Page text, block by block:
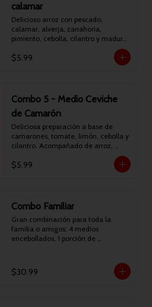
calamar
Delicioso arroz con pescado,
calamar, alverja, zanahoria,
pimiento, cebolla, cilantro y maduro
$5.99
Combo 5 - Medio Ceviche
de Camarón
Deliciosa preparación a base de
camarones, tomate, limón, cebolla y
cilantro. Acompañado de arroz,
personal.
$5.99
Combo Familiar
Gran combinación para toda la
familia o amigos: 4 medios
encebollados, 1 porción de
apanados, camarones reventados,
deditos de pescado apanados,
$30.99